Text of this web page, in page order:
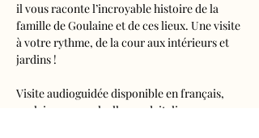
il vous raconte l’incroyable histoire de la
famille de Goulaine et de ces lieux. Une visite
à votre rythme, de la cour aux intérieurs et
jardins !
Visite audioguidée disponible en français,
anglais, espagnol, allemand, italien,